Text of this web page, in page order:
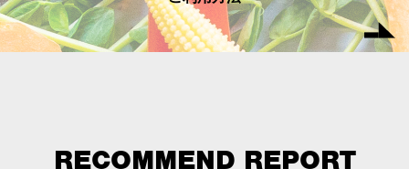
RECOMMEND REPORT